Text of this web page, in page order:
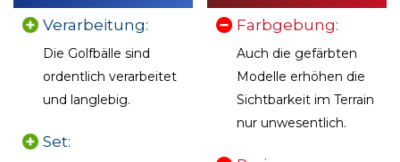
Verarbeitung:
Die Golfbälle sind
ordentlich verarbeitet
und langlebig.
Set:
Farbgebung:
Auch die gefärbten
Modelle erhöhen die
Sichtbarkeit im Terrain
nur unwesentlich.